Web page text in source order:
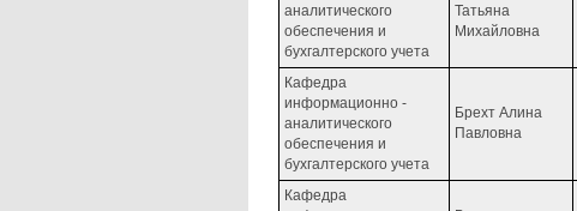
аналитического
обеспечения и
бухгалтерского учета
Татьяна
Михайловна
Кафедра
информационно -
аналитического
обеспечения и
бухгалтерского учета
Брехт Алина
Павловна
Кафедра